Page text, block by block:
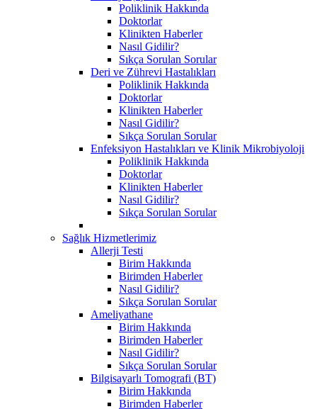
Poliklinik Hakkında
Doktorlar
Klinikten Haberler
Nasıl Gidilir?
Sıkça Sorulan Sorular
Deri ve Zührevi Hastalıkları
Poliklinik Hakkında
Doktorlar
Klinikten Haberler
Nasıl Gidilir?
Sıkça Sorulan Sorular
Enfeksiyon Hastalıkları ve Klinik Mikrobiyoloji
Poliklinik Hakkında
Doktorlar
Klinikten Haberler
Nasıl Gidilir?
Sıkça Sorulan Sorular
Sağlık Hizmetlerimiz
Allerji Testi
Birim Hakkında
Birimden Haberler
Nasıl Gidilir?
Sıkça Sorulan Sorular
Ameliyathane
Birim Hakkında
Birimden Haberler
Nasıl Gidilir?
Sıkça Sorulan Sorular
Bilgisayarlı Tomografi (BT)
Birim Hakkında
Birimden Haberler